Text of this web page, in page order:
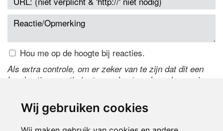
Wij gebruiken cookies
Hou me op de hoogte bij reacties.
Als extra controle, om er zeker van te zijn dat dit een
handmatige reactie is, typ onderstaande code over in
de code te wijzigen.